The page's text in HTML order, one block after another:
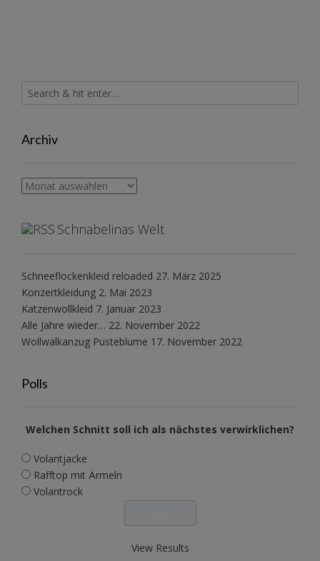
Archiv
Archiv
Schnabelinas Welt
Schneeflockenkleid reloaded 27. März 2025
Konzertkleidung 2. Mai 2023
Katzenwollkleid 7. Januar 2023
Alle Jahre wieder… 22. November 2022
Wollwalkanzug Pusteblume 17. November 2022
Polls
Welchen Schnitt soll ich als nächstes verwirklichen?
Volantjacke
Rafftop mit Ärmeln
Volantrock
View Results